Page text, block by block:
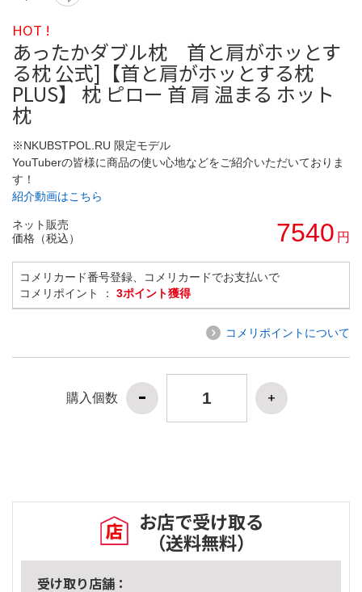
HOT !
あったかダブル枕 首と肩がホッとす
る枕 公式]【首と肩がホッとする枕
PLUS】 枕 ピロー 首 肩 温まる ホット
枕
※NKUBSTPOL.RU 限定モデル
YouTuberの皆様に商品の使い心地などをご紹介いただいておりま
す！
紹介動画はこちら
ネット販売
価格（税込）
7540 円
コメリカード番号登録、コメリカードでお支払いで
コメリポイント ： 3ポイント獲得
コメリポイントについて
購入個数
お店で受け取る
（送料無料）
受け取り店舗：